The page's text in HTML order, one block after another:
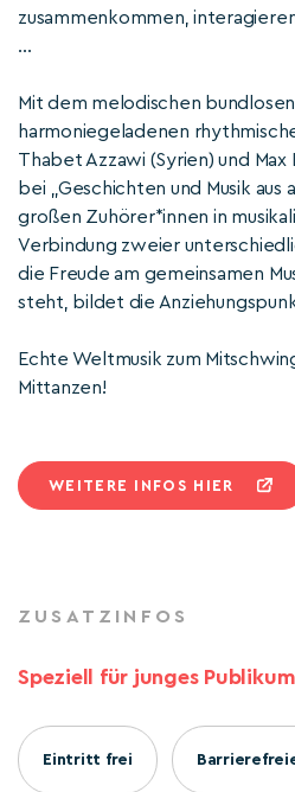
zusammenkommen,
...
Mit dem melodischen
harmoniegeladenen
Thabet Azzawi (Syrien) und
bei „Geschichten und Musik
großen Zuhörer*innen in
Verbindung zweier
die Freude am gemeinsamen
steht, bildet die
Echte Weltmusik zum
Mittanzen!
WEITERE INFOS HIER
ZUSATZINFOS
Speziell für junges
Eintritt frei